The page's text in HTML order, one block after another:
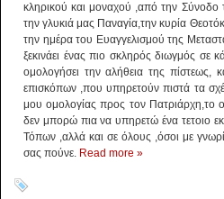
κληρικού και μοναχού ,από την Σύνοδο
την γλυκιά μας Παναγία,την κυρία
την ημέρα του Ευαγγελισμού της
ξεκινάει ένας πιο σκληρός διωγμός σε
ομολογήσει την αλήθεια της πίστεως,
επισκόπων ,που υπηρετούν πιστά τα
μου ομολογίας προς τον Πατριάρχη,το
δεν μπορώ πια να υπηρετώ ένα τετοιο
Τόπων ,αλλά και σε όλους ,όσοι με
σας πούνε. Read more »